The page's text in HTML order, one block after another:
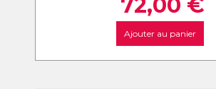
72,00 €
Ajouter au panier